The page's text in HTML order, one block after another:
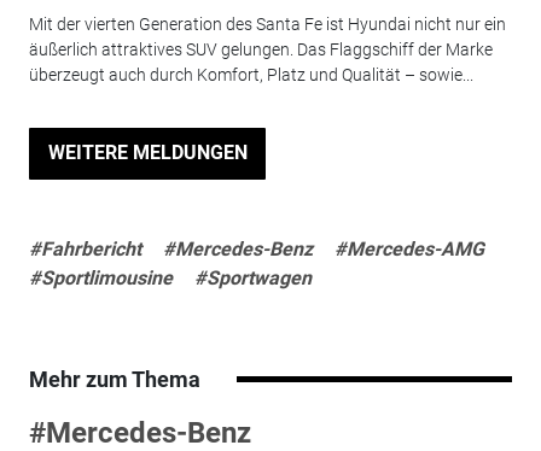
Mit der vierten Generation des Santa Fe ist Hyundai nicht nur ein
äußerlich attraktives SUV gelungen. Das Flaggschiff der Marke
überzeugt auch durch Komfort, Platz und Qualität – sowie...
WEITERE MELDUNGEN
#Fahrbericht #Mercedes-Benz
#Mercedes-AMG
#Sportlimousine
#Sportwagen
Mehr zum Thema
#Mercedes-Benz